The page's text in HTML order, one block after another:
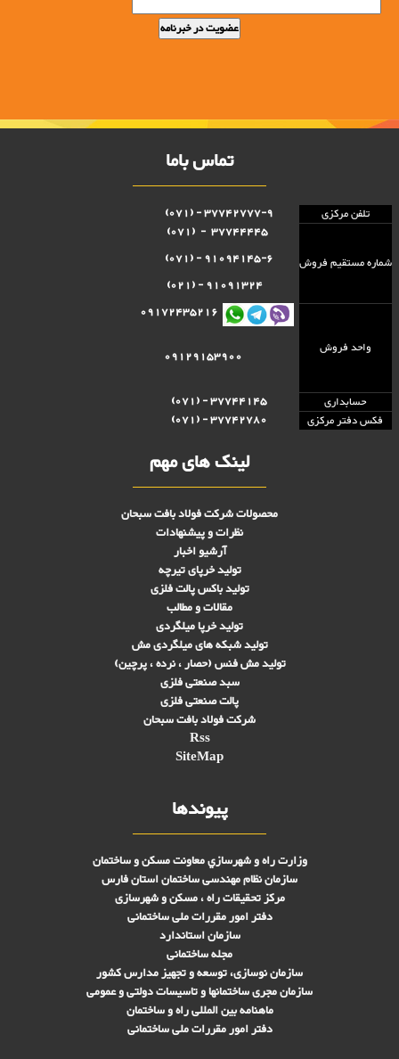
تماس باما
تلفن مرکزی 37742777-9 - (071)
شماره مستقيم فروش
91094145-6 - (071)
واحد فروش
09172435216
حسابداری
37744145 - (071)
فکس دفتر مرکزی
37742780 - (071)
لینک های مهم
محصولات شرکت فولاد بافت سبحان
نظرات و پیشنهادات
آرشیو اخبار
تولید خرپای تیرچه
تولید باکس پالت فلزی
مقالات و مطالب
تولید خرپا میلگردی
تولید شبکه های ميلگردی مش
تولید مش فنس (حصار ، نرده ، پرچین)
سبد صنعتی فلزی
پالت صنعتی فلزی
شرکت فولاد بافت سبحان
Rss
SiteMap
پیوندها
وزارت راه و شهرسازي معاونت مسکن و ساختمان
سازمان نظام مهندسی ساختمان استان فارس
مرکز تحقیقات راه ، مسکن و شهرسازی
دفتر امور مقررات ملی ساختمانی
سازمان استاندارد
مجله ساختمانی
سازمان نوسازی، توسعه و تجهیز مدارس کشور
سازمان مجری ساختمانها و تاسيسات دولتی و عمومی
ماهنامه بین المللی راه و ساختمان
دفتر امور مقررات ملی ساختمانی